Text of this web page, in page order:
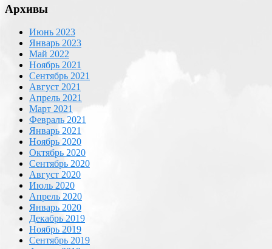
Архивы
Июнь 2023
Январь 2023
Май 2022
Ноябрь 2021
Сентябрь 2021
Август 2021
Апрель 2021
Март 2021
Февраль 2021
Январь 2021
Ноябрь 2020
Октябрь 2020
Сентябрь 2020
Август 2020
Июль 2020
Апрель 2020
Январь 2020
Декабрь 2019
Ноябрь 2019
Сентябрь 2019